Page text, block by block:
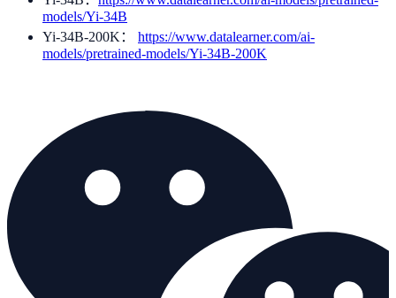
models/Yi-34B
Yi-34B-200K： https://www.datalearner.com/ai-
models/pretrained-models/Yi-34B-200K